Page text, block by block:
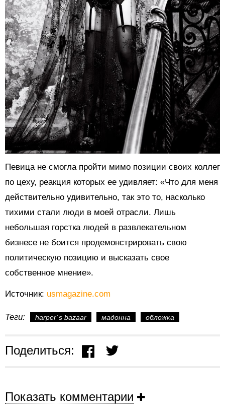
Певица не смогла пройти мимо позиции своих коллег
по цеху, реакция которых ее удивляет: «Что для меня
действительно удивительно, так это то, насколько
тихими стали люди в моей отрасли. Лишь
небольшая горстка людей в развлекательном
бизнесе не боится продемонстрировать свою
политическую позицию и высказать свое
собственное мнение».
Источник: usmagazine.com
Теги: harper`s bazaar мадонна обложка
Поделиться:
Показать комментарии